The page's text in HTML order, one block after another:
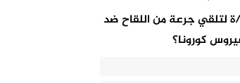
لتلقي جرعة من اللقاح ضد
كورونا؟